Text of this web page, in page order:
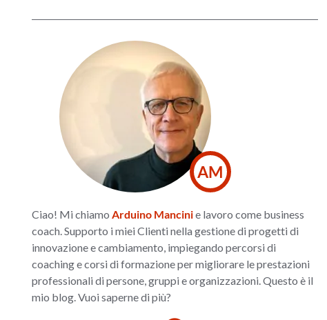
AM
Ciao! Mi chiamo Arduino Mancinie lavoro come business
coach. Supporto i miei Clienti nella gestione di progetti di
innovazione e cambiamento, impiegando percorsi di
coaching e corsi di formazione per migliorare le prestazioni
professionali di persone, gruppi e organizzazioni. Questo è il
mio blog. Vuoi saperne di più?